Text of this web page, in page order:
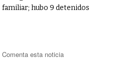
familiar; hubo 9 detenidos
Comenta esta noticia